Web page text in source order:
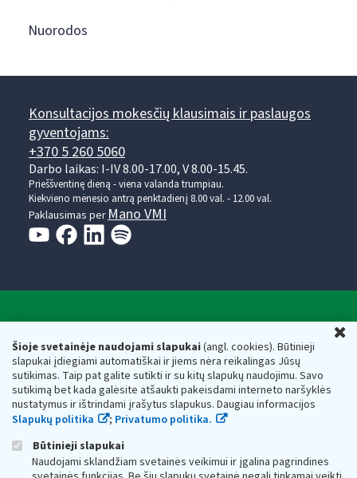
Šioje svetainėje naudojami slapukai(angl. cookies). Būtinieji
slapukai įdiegiami automatiškai ir jiems nėra reikalingas Jūsų
sutikimas. Taip pat galite sutikti ir su kitų slapukų naudojimu. Savo
sutikimą bet kada galėsite atšaukti pakeisdami interneto naršyklės
nustatymus ir ištrindami įrašytus slapukus. Daugiau informacijos
Slapukų politika
; Privatumo politika.
Būtinieji slapukai
Naudojami sklandžiam svetainės veikimui ir įgalina pagrindines
Nuorodos
Konsultacijos mokesčių klausimais ir paslaugos
gyventojams:
+370 5 260 5060
Darbo laikas: I-IV 8.00-17.00, V 8.00-15.45.
Prieššventinę dieną - viena valanda trumpiau.
Kiekvieno mėnesio antrą penktadienį 8.00 val. - 12.00 val.
Paklausimas per Mano VMI
Respublikos finansų ministerijos
Biudžetinė įstaiga. Juridinio asmens kodas — 188659752,
adresas: Vasario 16-osios g. 14, 01107 Vilnius, Lietuva, el.paštas:
vmi@vmi.lt, E. pristatymo dėžutės adresas 188659752
Duomenys apie Valstybinę mokesčių inspekciją prie Lietuvos
Respublikos finansų ministerijos kaupiami ir saugomi Juridinių